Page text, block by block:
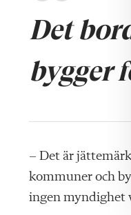
Det
bygger
– Det är
kommuner och
ingen myndighet